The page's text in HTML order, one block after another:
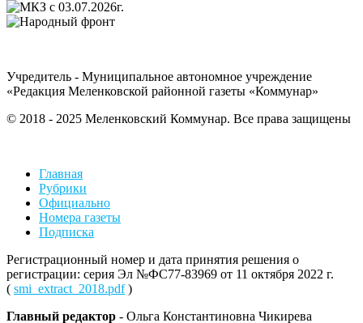
Учредитель - Муниципальное автономное учреждение
«Редакция Меленковской районной газеты «Коммунар»
© 2018 - 2025 Меленковский Коммунар. Все права защищены
Главная
Рубрики
Официально
Номера газеты
Подписка
Регистрационный номер и дата принятия решения о
регистрации: серия Эл №ФС77-83969 от 11 октября 2022 г.
( smi_extract_2018.pdf)
Главный редактор - Ольга Константиновна Чикирева